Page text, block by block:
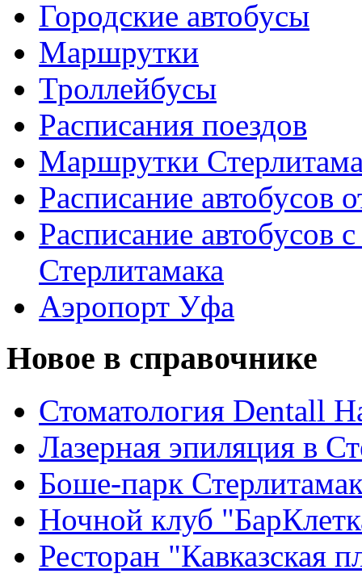
Городские автобусы
Маршрутки
Троллейбусы
Расписания поездов
Маршрутки
Расписание автобусов
Расписание автобусов
Стерлитамака
Аэропорт Уфа
Новое в справочнике
Стоматология Dentall
Лазерная эпиляция в
Боше-парк
Ночной клуб
Ресторан "Кавказская